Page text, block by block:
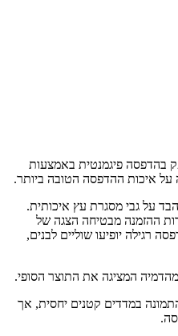
בהדפסה פיגמנטית באמצעות
על גבי מסגרת עץ איכותית.
ההזמנה מבטיחה הצגה של
רגילה יופיעו שוליים לבנים,
המציגה את התוצר הסופי.
במדדים קטנים יחסית, אך